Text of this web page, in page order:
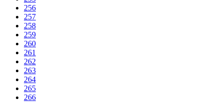
256
257
258
259
260
261
262
263
264
265
266